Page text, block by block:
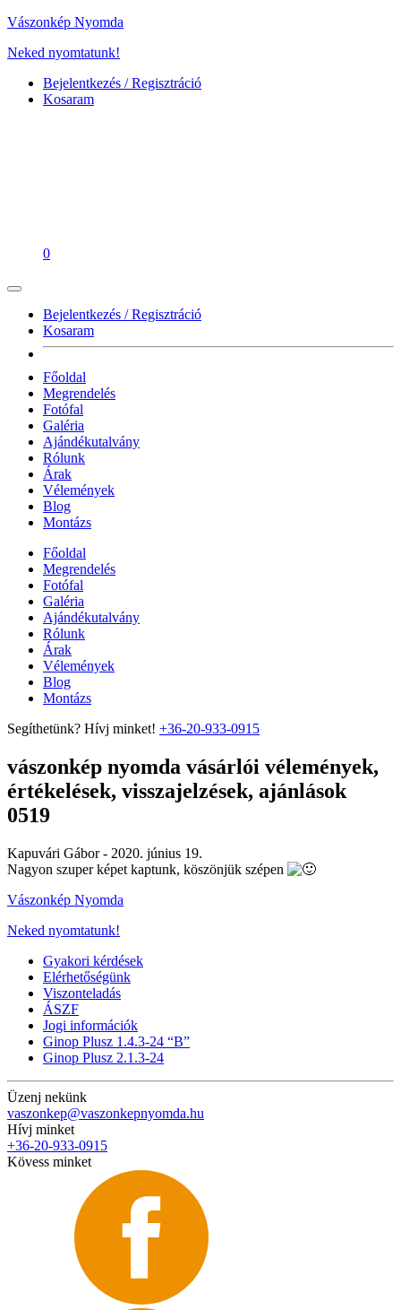
Vászonkép Nyomda
Neked nyomtatunk!
Bejelentkezés / Regisztráció
Kosaram
0
Bejelentkezés / Regisztráció
Kosaram
Főoldal
Megrendelés
Fotófal
Galéria
Ajándékutalvány
Rólunk
Árak
Vélemények
Blog
Montázs
Főoldal
Megrendelés
Fotófal
Galéria
Ajándékutalvány
Rólunk
Árak
Vélemények
Blog
Montázs
Segíthetünk? Hívj minket! +36-20-933-0915
vászonkép nyomda vásárlói vélemények,
értékelések, visszajelzések, ajánlások
0519
Kapuvári Gábor - 2020. június 19.
Nagyon szuper képet kaptunk, köszönjük szépen
Vászonkép Nyomda
Neked nyomtatunk!
Gyakori kérdések
Elérhetőségünk
Viszonteladás
ÁSZF
Jogi információk
Ginop Plusz 1.4.3-24 “B”
Ginop Plusz 2.1.3-24
Üzenj nekünk
vaszonkep@vaszonkepnyomda.hu
Hívj minket
+36-20-933-0915
Kövess minket